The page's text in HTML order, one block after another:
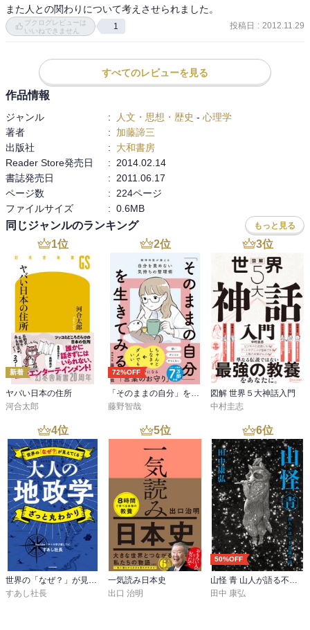
また人との関わりについて考えさせられました。
ブクログレビューは
いいねできません
1 投稿日 : 2012.11.29
すべてのレビューを見る
作品情報
ジャンル : 人文・思想・歴史 - 心理学
著者
:
加藤諦三
出版社
:
大和書房
Reader Store発売日
:
2014.02.14
書誌発売日
:
2011.06.17
ページ数
:
224ページ
ファイルサイズ
: 0.6MB
同じジャンルのランキング もっと見る
1位
新着
ヤバい日本の住所
河合太郎
2位
72%OFF
「そのままの自分」を生きてみる 精神科医が教える自分を責めない気持ちの整理術 (特装版)
藤野智哉
3位
図解 世界５大神話入門
中村圭志
4位
すあし社長
5位
一気読み日本史
出口 治明
6位
50%OFF
田中 康弘